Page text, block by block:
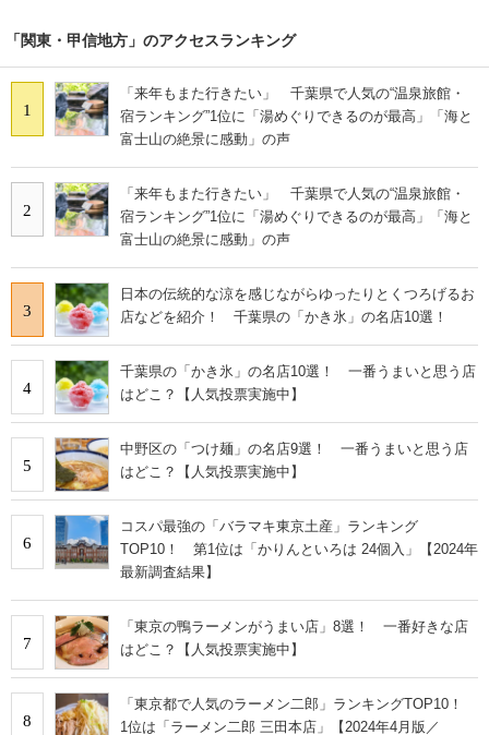
「関東・甲信地方」のアクセスランキング
1
「来年もまた行きたい」 千葉県で人気の“温泉旅館・
宿ランキング”1位に「湯めぐりできるのが最高」「海と
富士山の絶景に感動」の声
2
「来年もまた行きたい」 千葉県で人気の“温泉旅館・
宿ランキング”1位に「湯めぐりできるのが最高」「海と
富士山の絶景に感動」の声
3
日本の伝統的な涼を感じながらゆったりとくつろげるお
店などを紹介！ 千葉県の「かき氷」の名店10選！
4
千葉県の「かき氷」の名店10選！ 一番うまいと思う店
はどこ？【人気投票実施中】
5
中野区の「つけ麺」の名店9選！ 一番うまいと思う店
はどこ？【人気投票実施中】
6
コスパ最強の「バラマキ東京土産」ランキング
TOP10！ 第1位は「かりんといろは 24個入」【2024年
最新調査結果】
7
「東京の鴨ラーメンがうまい店」8選！ 一番好きな店
はどこ？【人気投票実施中】
8
「東京都で人気のラーメン二郎」ランキングTOP10！
1位は「ラーメン二郎 三田本店」【2024年4月版／